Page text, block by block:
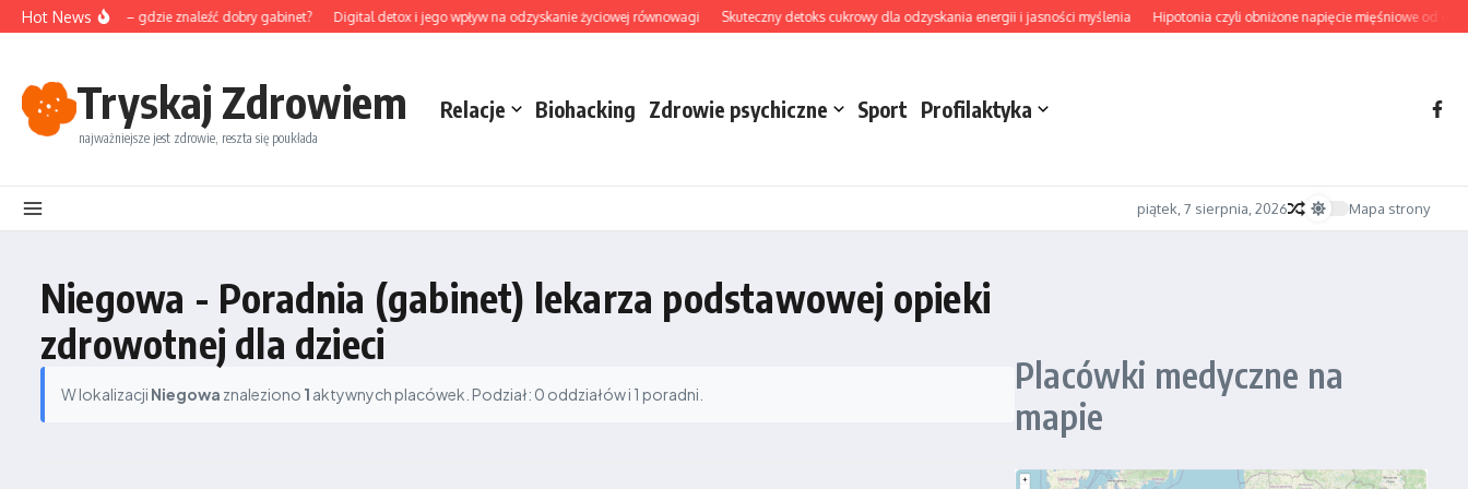
Przejdź do treści
Hot News
na Śląsku – gdzie znaleźć dobry gabinet? Digital detox i jego wpływ na odzyskanie życiowej równowagi Skuteczny detoks cukrowy dla odzyskania energii i jasności myślenia Hipotonia czyli obniżone napięcie mięśniowe od
Tryskaj Zdrowiem
najważniejsze jest zdrowie, reszta się poukłada
Relacje Biohacking Zdrowie psychiczne Sport Profilaktyka
piątek, 7 sierpnia, 2026 Mapa strony
Niegowa - Poradnia (gabinet) lekarza podstawowej opieki
zdrowotnej dla dzieci
W lokalizacji Niegowa znaleziono 1 aktywnych placówek. Podział: 0 oddziałów i 1 poradni.
Placówki medyczne na
mapie